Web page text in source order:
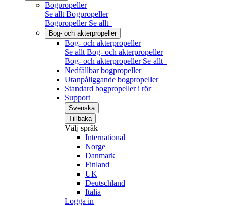
Bogpropeller
Se allt Bogpropeller
Bogpropeller Se allt
Bog- och akterpropeller
Bog- och akterpropeller
Se allt Bog- och akterpropeller
Bog- och akterpropeller Se allt
Nedfällbar bogpropeller
Utanpåliggande bogpropeller
Standard bogpropeller i rör
Support
Svenska
Tillbaka
Välj språk
International
Norge
Danmark
Finland
UK
Deutschland
Italia
Logga in